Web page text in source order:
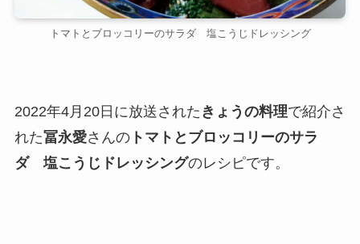
トマトとブロッコリーのサラダ 塩こうじドレッシング
2022年4月20日に放送された きょうの料理で紹介さ
れた冨永愛さんのトマトとブロッコリーのサラ
ダ 塩こうじドレッシングのレシピです。